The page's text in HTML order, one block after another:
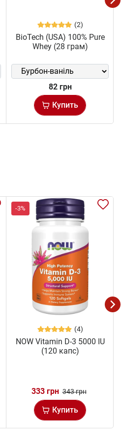
(2)
BioTech (USA) 100% Pure
Whey (28 грам)
82 грн
Купить
-3%
(4)
NOW Vitamin D-3 5000 IU
(120 капс)
333 грн 343 грн
Купить